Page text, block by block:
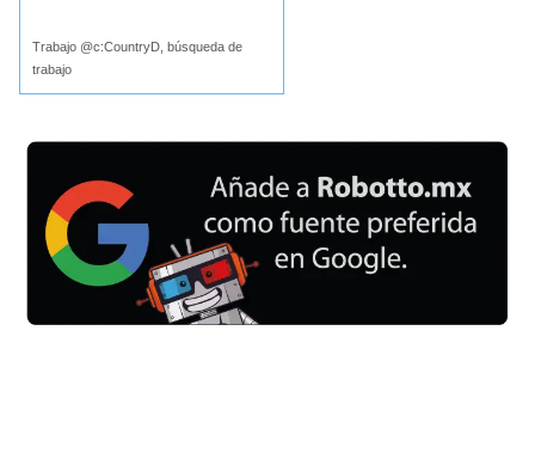
Trabajo @c:CountryD, búsqueda de
trabajo